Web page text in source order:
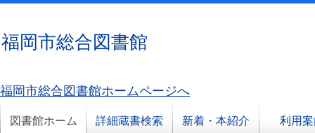
福岡市総合図書館
福岡市総合図書館ホームページへ
図書館ホーム 詳細蔵書検索 新着・本紹介 利用